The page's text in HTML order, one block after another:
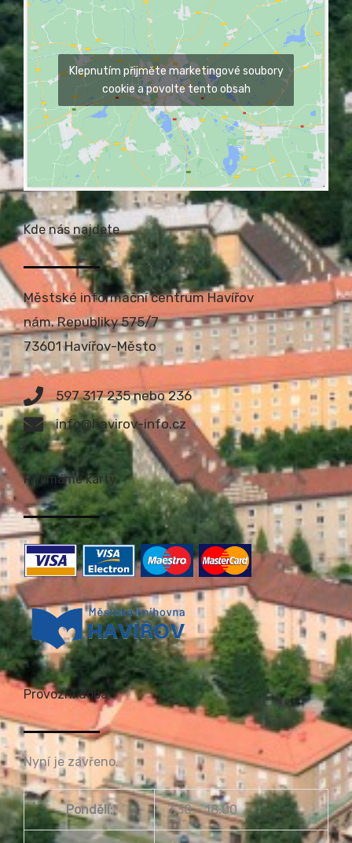
Klepnutím přijměte marketingové soubory
cookie a povolte tento obsah
Kde nás najdete
Městské informační centrum Havířov
nám. Republiky 575/7
73601 Havířov-Město
597 317 235 nebo 236
info@havirov-info.cz
Přijímáme karty
Provozní doba
Nyní je zavřeno.
Pondělí: 7.30 – 18.00